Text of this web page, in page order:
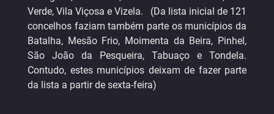
Verde, Vila Viçosa e Vizela. (Da lista inicial de 121
concelhos faziam também parte os municípios da
Batalha, Mesão Frio, Moimenta da Beira, Pinhel,
São João da Pesqueira, Tabuaço e Tondela.
Contudo, estes municípios deixam de fazer parte
da lista a partir de sexta-feira)